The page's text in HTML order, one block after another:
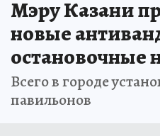
Мэру Казани
новые
остановочные
Всего в городе
павильонов